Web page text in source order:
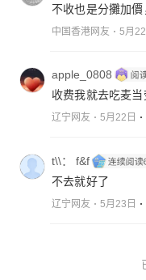
不收也是分攤加
中国香港网友 5月22
apple_0808
收费我就去吃麦当
辽宁网友 5月22日
t\\： f&f
不去就好了
辽宁网友 5月23日